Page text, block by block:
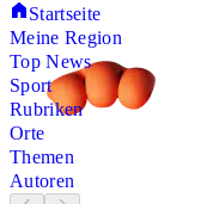
Startseite
Meine Region
Top News
Sport
Rubriken
Orte
Themen
Autoren